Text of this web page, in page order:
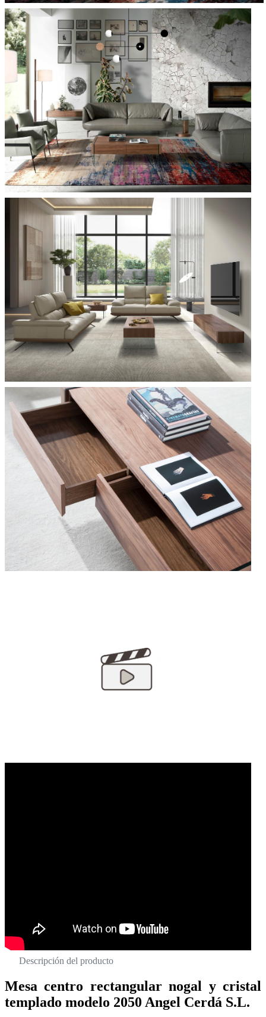
Descripción del producto
Mesa centro rectangular nogal y cristal
templado modelo 2050 Angel Cerdá S.L.